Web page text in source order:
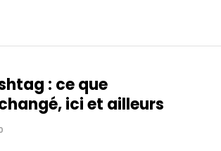
: ce que
ici et ailleurs